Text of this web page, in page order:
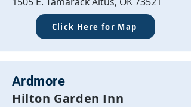
Click Here for Map
Ardmore
Hilton Garden Inn